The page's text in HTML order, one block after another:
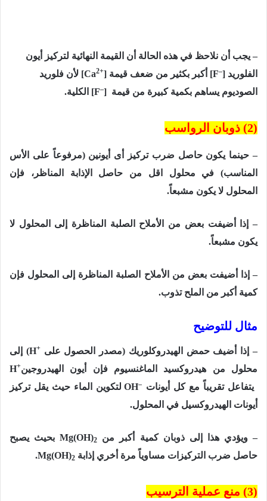
– يجب أن نلاحظ في هذه الحالة أن القيمة النهائية لتركيز أيون
الفلوريد
[F–] أكبر بكثير من ضعف قيمة [Ca2+]
لأن فلوريد
الصوديوم يساهم بكمية كبيرة من قيمة
[F–] الكلية.
(2) ذوبان الرواسب
– حينما يكون حاصل ضرب تركيز أى أيونين (مرفوعاً على الأس
المناسب) في محلول اقل من حاصل الإذابة المناظر، فإن
المحلول لا يكون مشبعاً.
– إذا أضيفت بعض من الأملاح الصلبة المناظرة إلى المحلول لا
يكون مشبعاً.
– إذا أضيفت بعض من الأملاح الصلبة المناظرة إلى المحلول فإن
كمية أكبر من الملح تذوب.
مثال للتوضيح
– إذا أضيف حمض الهيدروكلوريك (مصدر الحصول على H+
) إلى
محلول من هيدروكسيد الماغنسيوم فإن أيون الهيدروجين H+
يتفاعل تقريباً مع كل أيونات OH–
لتكوين الماء حيث يقل تركيز
أيونات الهيدروكسيل في المحلول.
– ويؤدي هذا إلى ذوبان كمية أكبر من Mg(OH)2
بحيث يصبح
حاصل ضرب التركيزات مساوياً مرة أخري إذابة
Mg(OH)2
.
(3) منع عملية الترسيب